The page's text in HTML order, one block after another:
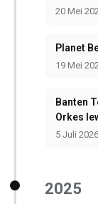
20 Mei
Planet
19 Mei
Banten
Orkes
5 Juli 2026
2025